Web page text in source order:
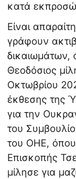
κατά
Είναι
γράφουν
δικαιωμάτων,
Θεοδόσιος
Οκτωβρίου
έκθεσης της
για την
του
του ΟΗΕ,
Επισκοπής
μίλησε για